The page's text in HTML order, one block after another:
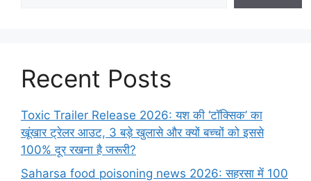
Recent Posts
Toxic Trailer Release 2026: यश की ‘टॉक्सिक’ का
खूंखार ट्रेलर आउट, 3 बड़े खुलासे और क्यों बच्चों को इससे
100% दूर रखना है जरूरी?
Saharsa food poisoning news 2026: सहरसा में 100